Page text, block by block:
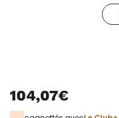
104,07€